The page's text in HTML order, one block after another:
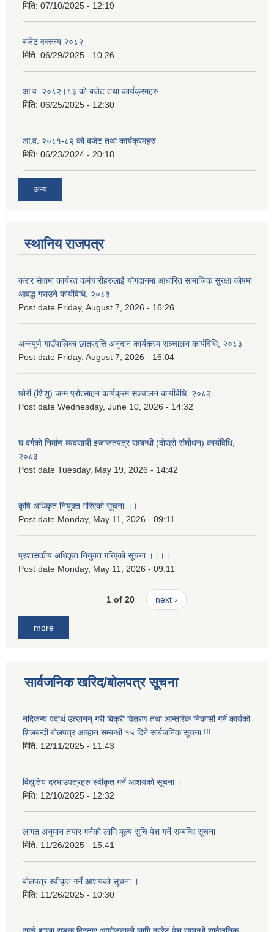
मिति: 07/10/2025 - 12:19
बजेट वक्तव्य २०८२
मिति: 06/29/2025 - 10:26
आ.व. २०८२।८३ को बजेट तथा कार्यक्रमहरु
मिति: 06/25/2025 - 12:30
आ.व. २०८१-८२ को बजेट तथा कार्यक्रमहरु
मिति: 06/23/2024 - 20:18
अन्य
स्थानिय राजपत्र
करार सेवामा कार्यरत कर्मचारीहरुलाई योगदानमा आधारित सामाजिक सुरक्षा कोषमा
आवद्ध गराउने कार्यविधि, २०८३
Post date Friday, August 7, 2026 - 16:26
अन्नपूर्ण गाउँपालिका छात्रवृत्ति अनुदान कार्यक्रम सञ्चालन कार्यविधि, २०८३
Post date Friday, August 7, 2026 - 16:04
छोरी (शिशु) जन्म प्रोत्साहन कार्यक्रम सञ्चालन कार्यविधि, २०८२
Post date Wednesday, June 10, 2026 - 14:32
घ वर्गको निर्माण व्यवसायी इजाजतपत्र सम्बन्धी (दोस्रो संशोधन) कार्यविधि,
२०८३
Post date Tuesday, May 19, 2026 - 14:42
कृषि अधिकृत नियुक्त गरिएको सूचना ।।
Post date Monday, May 11, 2026 - 09:11
प्रशासकीय अधिकृत नियुक्त गरिएको सूचना ।।।।
Post date Monday, May 11, 2026 - 09:11
1 of 20 next ›
more
सार्वजनिक खरिद/बोलपत्र सूचना
नदिजन्य पदार्थ उत्खनन् गरी बिक्री वितरण तथा आन्तरिक निकासी गर्ने कार्यको
शिलबन्दी बोलपत्र आब्हान सम्बन्धी १५ दिने सार्बजनिक सूचना !!!
मिति: 12/11/2025 - 11:43
विद्युतिय दरभाउपत्रहरु स्वीकृत गर्ने आशयको सूचना ।
मिति: 12/10/2025 - 12:32
लागत अनुमान तयार गर्नकाे लागि मूल्य सुचि पेश गर्ने सम्बन्धि सूचना
मिति: 11/26/2025 - 15:41
बोलपत्र स्वीकृत गर्ने आशयको सूचना ।
मिति: 11/26/2025 - 10:30